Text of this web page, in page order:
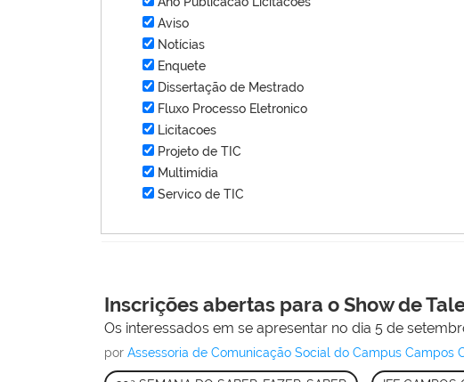
Aviso
Notícias
Enquete
Dissertação de Mestrado
Fluxo Processo Eletronico
Licitacoes
Projeto de TIC
Multimídia
Servico de TIC
Inscrições abertas para o Show de
Os interessados em se apresentar no dia 5 de
porAssessoria de Comunicação Social do Campus Campos